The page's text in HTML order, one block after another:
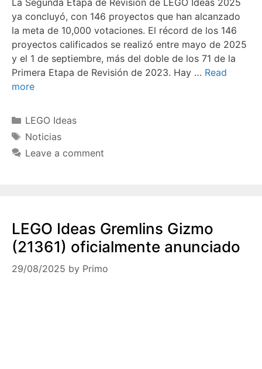
La Segunda Etapa de Revisión de LEGO Ideas 2025
ya concluyó, con 146 proyectos que han alcanzado
la meta de 10,000 votaciones. El récord de los 146
proyectos calificados se realizó entre mayo de 2025
y el 1 de septiembre, más del doble de los 71 de la
Primera Etapa de Revisión de 2023. Hay … Read
more
Categories
LEGO Ideas
Tags
Noticias
Leave a comment
LEGO Ideas Gremlins Gizmo
(21361) oficialmente anunciado
29/08/2025 by Primo